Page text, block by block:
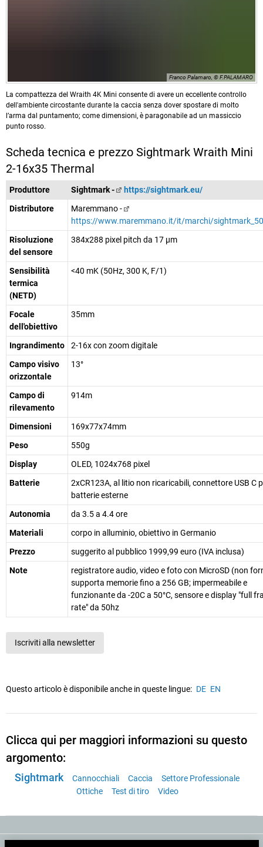
Franco Palamaro, © F.PALAMARO
La compattezza del Wraith 4K Mini consente di avere un eccellente controllo
dell'ambiente circostante durante la caccia senza dover spostare di molto
l’arma dal puntamento; come dimensioni, è paragonabile ad un massiccio
punto rosso.
Scheda tecnica e prezzo Sightmark Wraith Mini
2-16x35 Thermal
Produttore Sightmark -
https://sightmark.eu/
Distributore
Maremmano -
https://www.maremmano.it/it/marchi/
Risoluzione
del sensore
384x288 pixel pitch da 17 µm
Sensibilità
termica
(NETD)
<40 mK (50Hz, 300 K, F/1)
Focale
dell'obiettivo
35mm
Ingrandimento
2-16x con zoom digitale
Campo visivo
orizzontale
13°
Campo di
rilevamento
914m
Dimensioni
169x77x74mm
Peso
550g
Display
OLED, 1024x768 pixel
Batterie
2xCR123A, al litio non ricaricabili, connettore USB C
batterie esterne
Autonomia
da 3.5 a 4.4 ore
Materiali
corpo in alluminio, obiettivo in Germanio
Prezzo
suggerito al pubblico 1999,99 euro (IVA inclusa)
Note
registratore audio, video e foto con MicroSD (non
supporta memorie fino a 256 GB; impermeabile e
funzionante da -20C a 50°C, sensore e display "full
rate" da 50hz
Iscriviti alla newsletter
Questo articolo è disponibile anche in queste lingue: DE EN
Clicca qui per maggiori informazioni su questo
argomento:
Sightmark Cannocchiali Caccia
Settore Professionale
Ottiche
Test di tiro Video